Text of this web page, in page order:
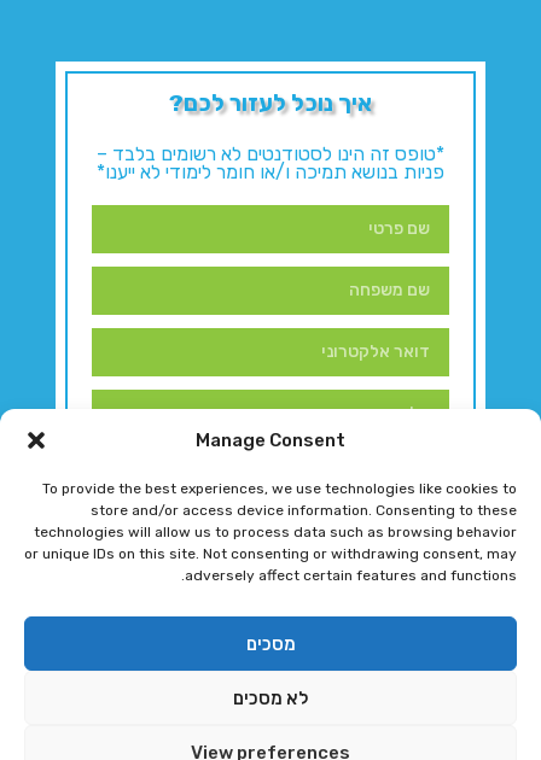
Manage Consent
To provide the best experiences, we use technologies like cookies to
store and/or access device information. Consenting to these
technologies will allow us to process data such as browsing behavior
or unique IDs on this site. Not consenting or withdrawing consent, may
adversely affect certain features and functions.
מסכים
לא מסכים
View preferences
איך נוכל לעזור לכם?
*טופס זה הינו לסטודנטים לא רשומים בלבד –
פניות בנושא תמיכה ו/או חומר לימודי לא ייענו*